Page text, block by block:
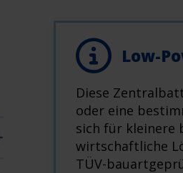
Low-
Diese
oder eine
sich für kleinere
wirtschaftliche
TÜV-